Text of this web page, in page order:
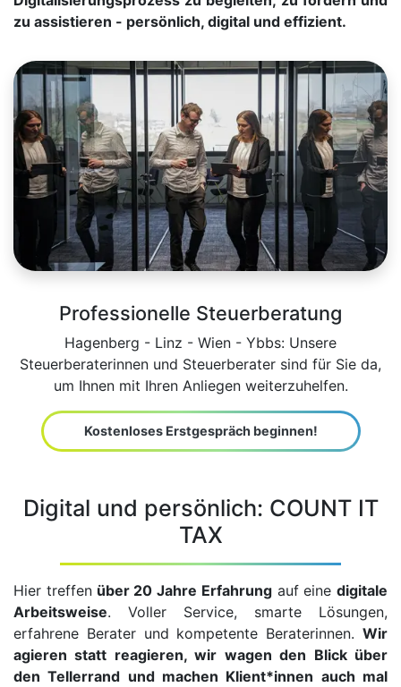
zu assistieren - persönlich, digital und effizient.
Professionelle Steuerberatung
Hagenberg - Linz - Wien - Ybbs: Unsere
Steuerberaterinnen und Steuerberater sind für Sie da,
um Ihnen mit Ihren Anliegen weiterzuhelfen.
Kostenloses Erstgespräch beginnen!
Digital und persönlich: COUNT IT
TAX
Hier treffenüber 20 Jahre Erfahrungauf eine digitale
Arbeitsweise. Voller Service, smarte Lösungen,
erfahrene Berater und kompetente Beraterinnen. Wir
agieren statt reagieren, wir wagen den Blick über
den Tellerrand und machen Klient*innen auch mal